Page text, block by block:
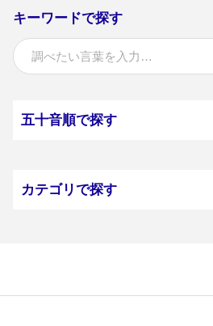
キーワードで探す
五十音順で探す
カテゴリで探す